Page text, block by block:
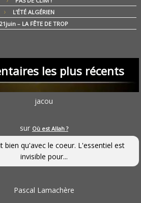
L’ÉTÉ ALGÉRIEN
21juin – LA FÊTE DE TROP
les plus récents
jacou
sur Où est Allah ?
bien qu'avec le coeur. L'essentiel est
invisible pour...
Pascal Lamachère